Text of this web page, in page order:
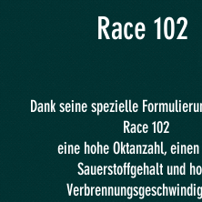
Race 102
Dank seine spezielle
Race 102
eine hohe Oktanzahl,
Sauerstoffgehalt und